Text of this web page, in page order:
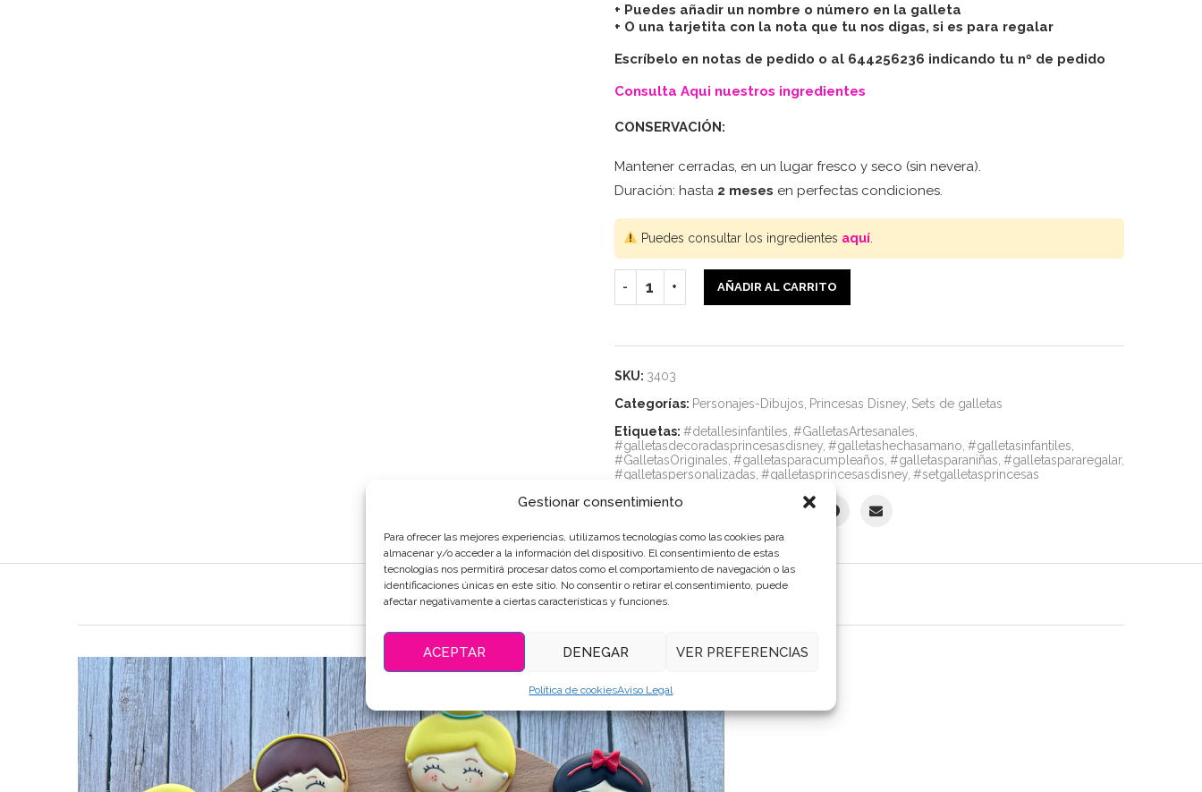
Gestionar consentimiento
Para ofrecer las mejores experiencias, utilizamos tecnologías como las cookies para
almacenar y/o acceder a la información del dispositivo. El consentimiento de estas
tecnologías nos permitirá procesar datos como el comportamiento de navegación o las
identificaciones únicas en este sitio. No consentir o retirar el consentimiento, puede
afectar negativamente a ciertas características y funciones.
ACEPTAR DENEGAR VER PREFERENCIAS
Política de cookiesAviso Legal
+ Puedes añadir un nombre o número en la galleta
+ O una tarjetita con la nota que tu nos digas, si es para regalar
Escríbelo en notas de pedido o al 644256236 indicando tu nº de pedido
Consulta Aqui nuestros ingredientes
CONSERVACIÓN:
Mantener cerradas, en un lugar fresco y seco (sin nevera).
Duración: hasta 2 meses en perfectas condiciones.
Puedes consultar los ingredientes aquí.
AÑADIR AL CARRITO
SKU: 3403
Categorías: Personajes-Dibujos Princesas Disney, Sets de galletas
Etiquetas: #detallesinfantiles #GalletasArtesanales
#galletasdecoradasprincesasdisney, #galletashechasamano #galletasinfantiles
#GalletasOriginales #galletasparacumpleaños #galletasparaniñas #galletaspararegalar,
#galletaspersonalizadas #galletasprincesasdisney, #setgalletasprincesas
Compartir
DESCRIPCIÓN INFORMACIÓN ADICIONAL VALORACIONES (0)